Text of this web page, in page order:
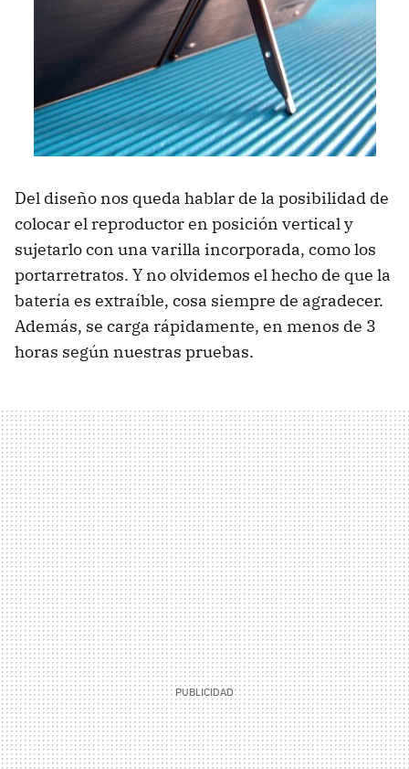
Del diseño nos queda hablar de la posibilidad de
colocar el reproductor en posición vertical y
sujetarlo con una varilla incorporada, como los
portarretratos. Y no olvidemos el hecho de que la
batería es extraíble, cosa siempre de agradecer.
Además, se carga rápidamente, en menos de 3
horas según nuestras pruebas.